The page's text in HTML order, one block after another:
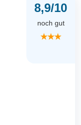
8,9/10
noch gut
★★★